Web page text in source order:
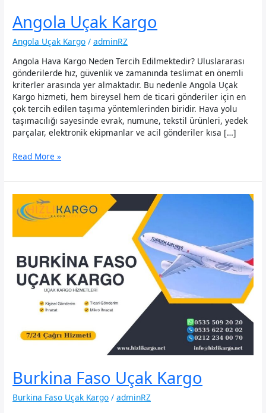
Angola Uçak Kargo
Angola Uçak Kargo /adminRZ
Angola Hava Kargo Neden Tercih Edilmektedir? Uluslararası
gönderilerde hız, güvenlik ve zamanında teslimat en önemli
kriterler arasında yer almaktadır. Bu nedenle Angola Uçak
Kargo hizmeti, hem bireysel hem de ticari gönderiler için en
çok tercih edilen taşıma yöntemlerinden biridir. Hava yolu
taşımacılığı sayesinde evrak, numune, tekstil ürünleri, yedek
parçalar, elektronik ekipmanlar ve acil gönderiler kısa […]
Angola
Kargo
Read More »
Burkina Faso Uçak Kargo
Burkina Faso Uçak Kargo /adminRZ